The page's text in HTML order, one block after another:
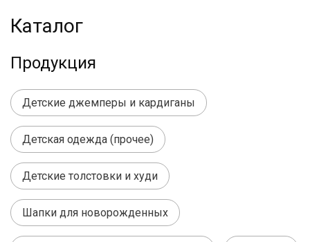
Каталог
Продукция
Детские джемперы и кардиганы
Детская одежда (прочее)
Детские толстовки и худи
Шапки для новорожденных